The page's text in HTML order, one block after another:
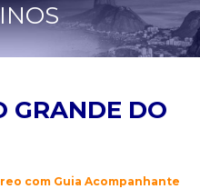
GRANDE DO
com Guia Acompanhante